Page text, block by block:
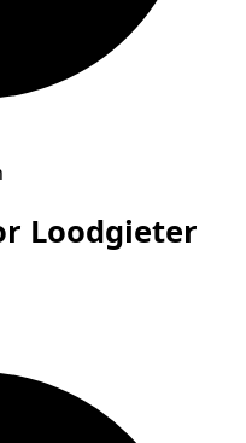
Loodgieter